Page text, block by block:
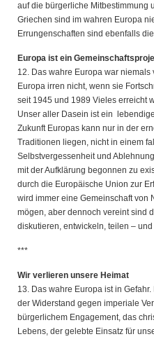
auf die bürgerliche Mitbestimmung
Griechen sind im wahren Europa
Errungenschaften sind ebenfalls
Europa ist ein
12. Das wahre Europa war
Europa irren nicht, wenn sie
seit 1945 und 1989 Vieles erreicht
Unser aller Dasein ist ein
Zukunft Europas kann nur in der
Traditionen liegen, nicht in einem
Selbstvergessenheit und
mit der Aufklärung begonnen zu
durch die Europäische Union zur
wird immer eine Gemeinschaft
mögen, aber dennoch vereint sind
diskutieren, entwickeln, teilen –
***
Wir verlieren unsere Heimat
13. Das wahre Europa ist in
der Widerstand gegen imperiale
bürgerlichem Engagement, das
Lebens, der gelebte Einsatz für